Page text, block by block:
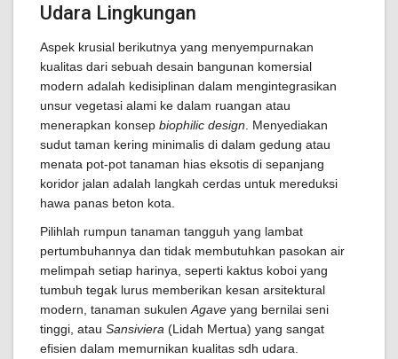
Udara Lingkungan
Aspek krusial berikutnya yang menyempurnakan
kualitas dari sebuah desain bangunan komersial
modern adalah kedisiplinan dalam mengintegrasikan
unsur vegetasi alami ke dalam ruangan atau
menerapkan konsep biophilic design . Menyediakan
sudut taman kering minimalis di dalam gedung atau
menata pot-pot tanaman hias eksotis di sepanjang
koridor jalan adalah langkah cerdas untuk mereduksi
hawa panas beton kota.
Pilihlah rumpun tanaman tangguh yang lambat
pertumbuhannya dan tidak membutuhkan pasokan air
melimpah setiap harinya, seperti kaktus koboi yang
tumbuh tegak lurus memberikan kesan arsitektural
modern, tanaman sukulen Agave yang bernilai seni
tinggi, atau Sansiviera (Lidah Mertua) yang sangat
efisien dalam memurnikan kualitas sdh udara.